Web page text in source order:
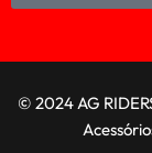
© 2024 AG